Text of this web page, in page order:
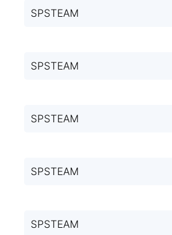
SPSTEAM
SPSTEAM
SPSTEAM
SPSTEAM
SPSTEAM